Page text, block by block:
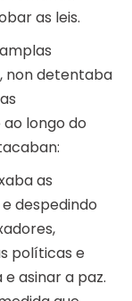
as leis.
non detentaba
longo do
as
despedindo
políticas e
asinar a paz.